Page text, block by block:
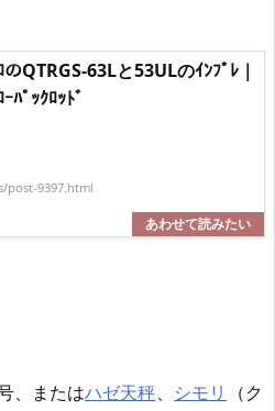
のQTRGS-63Lと53ULのｲﾝﾌﾟﾚ｜
ﾊﾟｯｸﾛｯﾄﾞ
post-9397.html
、またはハゼ天秤、 シモリ
（ク